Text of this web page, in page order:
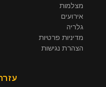
מצלמות
אירועים
גלריה
מדיניות פרטיות
הצהרת נגישות